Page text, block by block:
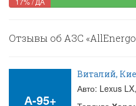
Отзывы об АЗС
А-95+
Виталий,
Авто: Lexus LX,